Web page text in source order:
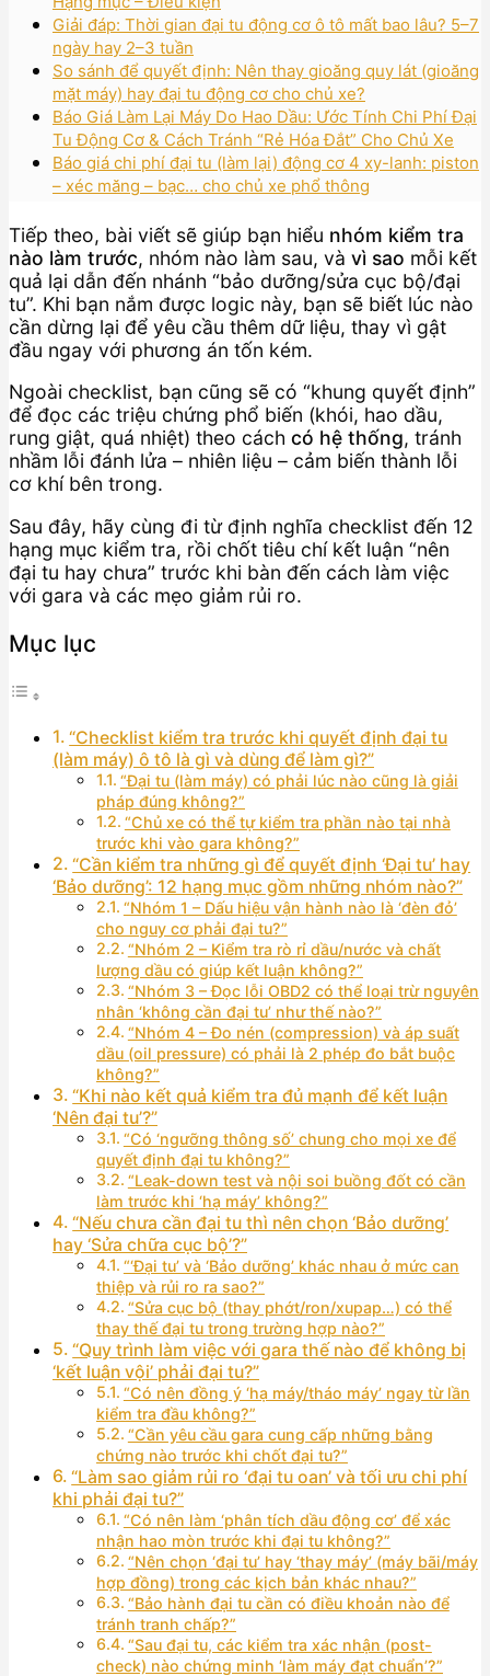
Giải đáp: Thời gian đại tu động cơ ô tô mất bao lâu? 5–7
ngày hay 2–3 tuần
So sánh để quyết định: Nên thay gioăng quy lát (gioăng
mặt máy) hay đại tu động cơ cho chủ xe?
Báo Giá Làm Lại Máy Do Hao Dầu: Ước Tính Chi Phí Đại
Tu Động Cơ & Cách Tránh “Rẻ Hóa Đắt” Cho Chủ Xe
Báo giá chi phí đại tu (làm lại) động cơ 4 xy-lanh: piston
– xéc măng – bạc… cho chủ xe phổ thông
Tiếp theo, bài viết sẽ giúp bạn hiểu nhóm kiểm tra
nào làm trước, nhóm nào làm sau, và vì sao mỗi kết
quả lại dẫn đến nhánh “bảo dưỡng/sửa cục bộ/đại
tu”. Khi bạn nắm được logic này, bạn sẽ biết lúc nào
cần dừng lại để yêu cầu thêm dữ liệu, thay vì gật
đầu ngay với phương án tốn kém.
Ngoài checklist, bạn cũng sẽ có “khung quyết định”
để đọc các triệu chứng phổ biến (khói, hao dầu,
rung giật, quá nhiệt) theo cách có hệ thống, tránh
nhầm lỗi đánh lửa – nhiên liệu – cảm biến thành lỗi
cơ khí bên trong.
Sau đây, hãy cùng đi từ định nghĩa checklist đến 12
hạng mục kiểm tra, rồi chốt tiêu chí kết luận “nên
đại tu hay chưa” trước khi bàn đến cách làm việc
với gara và các mẹo giảm rủi ro.
Mục lục
“Checklist kiểm tra trước khi quyết định đại tu
(làm máy) ô tô là gì và dùng để làm gì?”
“Đại tu (làm máy) có phải lúc nào cũng là giải
pháp đúng không?”
“Chủ xe có thể tự kiểm tra phần nào tại nhà
trước khi vào gara không?”
“Cần kiểm tra những gì để quyết định ‘Đại tu’ hay
‘Bảo dưỡng’: 12 hạng mục gồm những nhóm nào?”
“Nhóm 1 – Dấu hiệu vận hành nào là ‘đèn đỏ’
cho nguy cơ phải đại tu?”
“Nhóm 2 – Kiểm tra rò rỉ dầu/nước và chất
lượng dầu có giúp kết luận không?”
“Nhóm 3 – Đọc lỗi OBD2 có thể loại trừ nguyên
nhân ‘không cần đại tu’ như thế nào?”
“Nhóm 4 – Đo nén (compression) và áp suất
dầu (oil pressure) có phải là 2 phép đo bắt buộc
không?”
“Khi nào kết quả kiểm tra đủ mạnh để kết luận
‘Nên đại tu’?”
“Có ‘ngưỡng thông số’ chung cho mọi xe để
quyết định đại tu không?”
“Leak-down test và nội soi buồng đốt có cần
làm trước khi ‘hạ máy’ không?”
“Nếu chưa cần đại tu thì nên chọn ‘Bảo dưỡng’
hay ‘Sửa chữa cục bộ’?”
“‘Đại tu’ và ‘Bảo dưỡng’ khác nhau ở mức can
thiệp và rủi ro ra sao?”
“Sửa cục bộ (thay phớt/ron/xupap…) có thể
thay thế đại tu trong trường hợp nào?”
“Quy trình làm việc với gara thế nào để không bị
‘kết luận vội’ phải đại tu?”
“Có nên đồng ý ‘hạ máy/tháo máy’ ngay từ lần
kiểm tra đầu không?”
“Cần yêu cầu gara cung cấp những bằng
chứng nào trước khi chốt đại tu?”
“Làm sao giảm rủi ro ‘đại tu oan’ và tối ưu chi phí
khi phải đại tu?”
“Có nên làm ‘phân tích dầu động cơ’ để xác
nhận hao mòn trước khi đại tu không?”
“Nên chọn ‘đại tu’ hay ‘thay máy’ (máy bãi/máy
hợp đồng) trong các kịch bản khác nhau?”
“Bảo hành đại tu cần có điều khoản nào để
tránh tranh chấp?”
“Sau đại tu, các kiểm tra xác nhận (post-
check) nào chứng minh ‘làm máy đạt chuẩn’?”